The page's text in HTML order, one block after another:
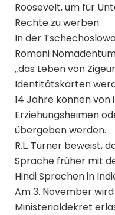
Roosevelt, um für
Rechte zu werben.
In der
Romani
„das Leben von
Identitätskarten
14 Jahre können
Erziehungsheimen
übergeben werden.
R.L. Turner beweist,
Sprache früher mit
Hindi Sprachen in
Am 3. November
Ministerialdekret